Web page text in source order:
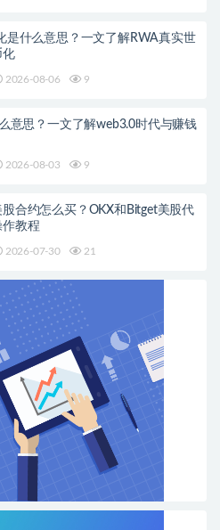
是什么意思？一文了解RWA真实世
化
2026-08-06 9
意思？一文了解web3.0时代与赚钱
2026-08-03 9
合约怎么买？OKX和Bitget美股代
作教程
2026-07-30 21